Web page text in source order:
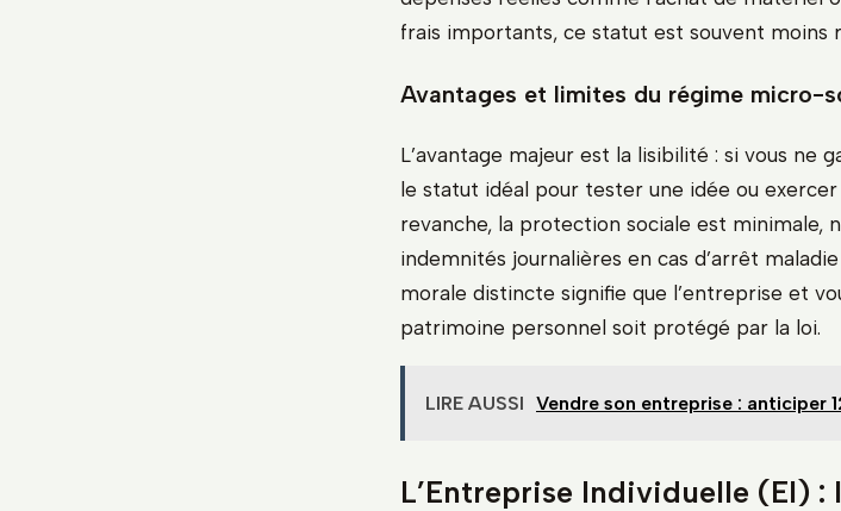
frais importants, ce statut est souvent moins
Avantages et limites du régime micro-
L’avantage majeur est la lisibilité : si vous ne
le statut idéal pour tester une idée ou
revanche, la protection sociale est
indemnités journalières en cas d’arrêt
morale distincte signifie que l’entreprise et
patrimoine personnel soit protégé par la loi.
LIRE AUSSI Vendre son entreprise : anticiper
L’Entreprise Individuelle (EI) :